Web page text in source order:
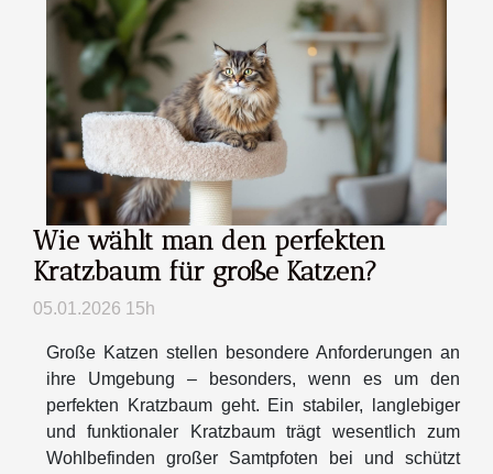
Wie wählt man den perfekten
Kratzbaum für große Katzen?
05.01.2026 15h
Große Katzen stellen besondere Anforderungen an
ihre Umgebung – besonders, wenn es um den
perfekten Kratzbaum geht. Ein stabiler, langlebiger
und funktionaler Kratzbaum trägt wesentlich zum
Wohlbefinden großer Samtpfoten bei und schützt